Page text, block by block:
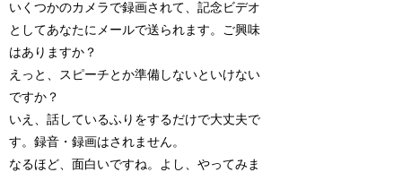
いくつかのカメラで録画されて、記念ビデオ
としてあなたにメールで送られます。ご興味
はありますか？
えっと、スピーチとか準備しないといけない
ですか？
いえ、話しているふりをするだけで大丈夫で
す。録音・録画はされません。
なるほど、面白いですね。よし、やってみま